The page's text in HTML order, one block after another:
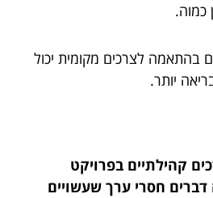
כמוה.
בהתאמה לצרכים מקומית יכול
יותר.
קהילתיים בפרויקט
דברים חסרי ערך שעשויים